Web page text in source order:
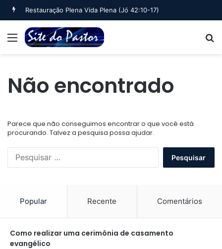
Restauração Plena Vida Plena (Jó 42:10-17)
Menu
Não encontrado
Parece que não conseguimos encontrar o que você está
procurando. Talvez a pesquisa possa ajudar.
Popular Recente Comentários
Como realizar uma cerimônia de casamento
evangélico